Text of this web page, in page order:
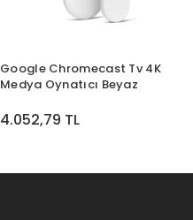
Google Chromecast Tv 4K
Medya Oynatıcı Beyaz
4.052,79 TL